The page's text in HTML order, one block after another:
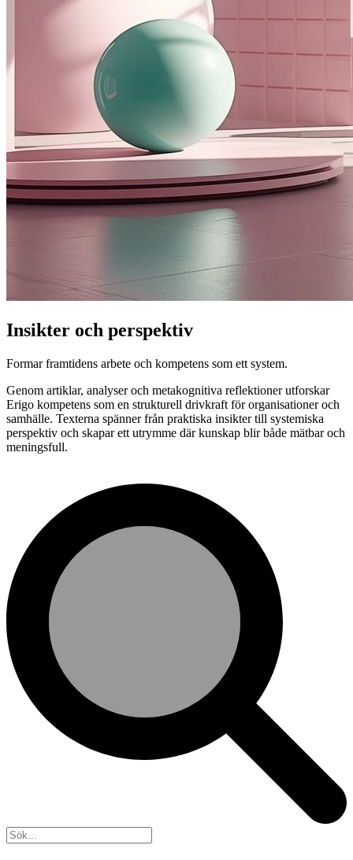
Insikter och perspektiv
Formar framtidens arbete och kompetens som ett system.
Genom artiklar, analyser och metakognitiva reflektioner utforskar
Erigo kompetens som en strukturell drivkraft för organisationer och
samhälle. Texterna spänner från praktiska insikter till systemiska
perspektiv och skapar ett utrymme där kunskap blir både mätbar och
meningsfull.